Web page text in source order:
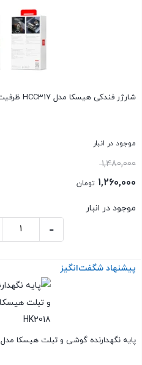
شارژر فندکی هیسکا مدل HCC317 ظرفیت ۶۳ وات دو پورت
موجود در انبار
1,480,000قیمت
اصلی:
بود.
1,260,000 تومان
موجود در انبار
هیسکا
مدل
HCC317
ظرفیت
۶۳
-
بستن
پیشنهاد شگفت‌انگیز
پایه نگهدارنده گوشی و تبلت هیسکا مدل HK2018